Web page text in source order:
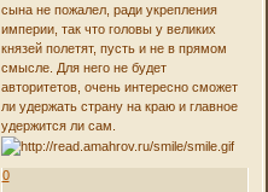
сына не пожалел, ради укрепления
империи, так что головы у великих
князей полетят, пусть и не в прямом
смысле. Для него не будет
авторитетов, очень интересно сможет
ли удержать страну на краю и главное
удержится ли сам.
0